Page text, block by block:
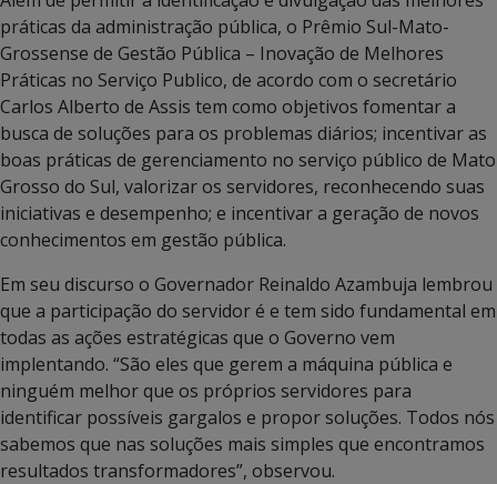
práticas da administração pública, o Prêmio Sul-Mato-
Grossense de Gestão Pública – Inovação de Melhores
Práticas no Serviço Publico, de acordo com o secretário
Carlos Alberto de Assis tem como objetivos fomentar a
busca de soluções para os problemas diários; incentivar as
boas práticas de gerenciamento no serviço público de Mato
Grosso do Sul, valorizar os servidores, reconhecendo suas
iniciativas e desempenho; e incentivar a geração de novos
conhecimentos em gestão pública.
Em seu discurso o Governador Reinaldo Azambuja lembrou
que a participação do servidor é e tem sido fundamental em
todas as ações estratégicas que o Governo vem
implentando. “São eles que gerem a máquina pública e
ninguém melhor que os próprios servidores para
identificar possíveis gargalos e propor soluções. Todos nós
sabemos que nas soluções mais simples que encontramos
resultados transformadores”, observou.